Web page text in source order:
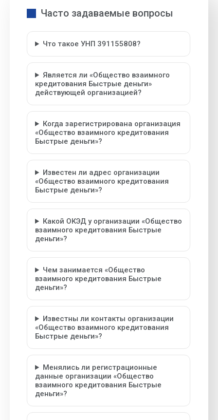
Часто задаваемые вопросы
Что такое УНП 391155808?
Является ли «Общество взаимного
кредитования Быстрые деньги»
действующей организацией?
Когда зарегистрирована организация
«Общество взаимного кредитования
Быстрые деньги»?
Известен ли адрес организации
«Общество взаимного кредитования
Быстрые деньги»?
Какой ОКЭД у организации «Общество
взаимного кредитования Быстрые
деньги»?
Чем занимается «Общество
взаимного кредитования Быстрые
деньги»?
Известны ли контакты организации
«Общество взаимного кредитования
Быстрые деньги»?
Менялись ли регистрационные
данные организации «Общество
взаимного кредитования Быстрые
деньги»?